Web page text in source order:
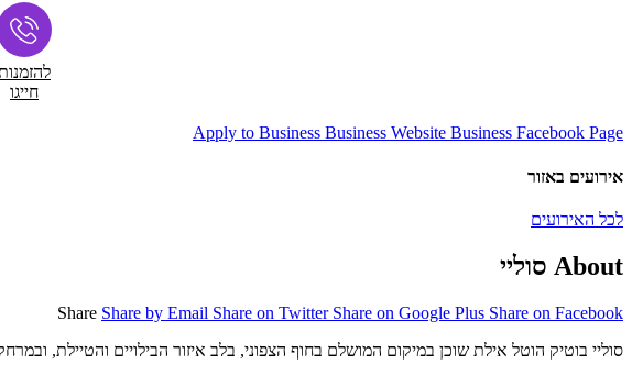
חייגו
Apply to Business Business Website Business Facebook Page
אירועים באזור
לכל האירועים
About סוליי
Share Share by Email Share on Twitter Share on Google Plus Share on Facebook
סוליי בוטיק הוטל אילת שוכן במיקום המושלם בחוף הצפוני, בלב איזור הבילויים והטיילת,